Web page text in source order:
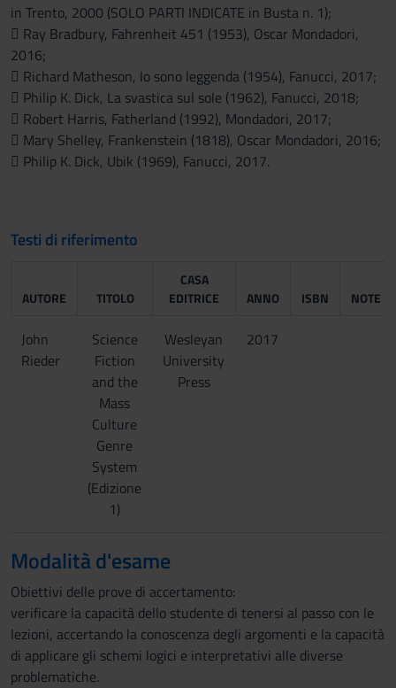
in Trento, 2000 (SOLO PARTI INDICATE in Busta n. 1);
 Ray Bradbury, Fahrenheit 451 (1953), Oscar Mondadori,
2016;
 Richard Matheson, Io sono leggenda (1954), Fanucci, 2017;
 Philip K. Dick, La svastica sul sole (1962), Fanucci, 2018;
 Robert Harris, Fatherland (1992), Mondadori, 2017;
 Mary Shelley, Frankenstein (1818), Oscar Mondadori, 2016;
 Philip K. Dick, Ubik (1969), Fanucci, 2017.
Testi di riferimento
AUTORE TITOLO
CASA
EDITRICE
ANNO ISBN NOTE
John
Rieder
Science
Fiction
and the
Mass
Culture
Genre
System
(Edizione
1)
Wesleyan
University
Press
2017
Modalità d'esame
Obiettivi delle prove di accertamento:
verificare la capacità dello studente di tenersi al passo con le
lezioni, accertando la conoscenza degli argomenti e la capacità
di applicare gli schemi logici e interpretativi alle diverse
problematiche.